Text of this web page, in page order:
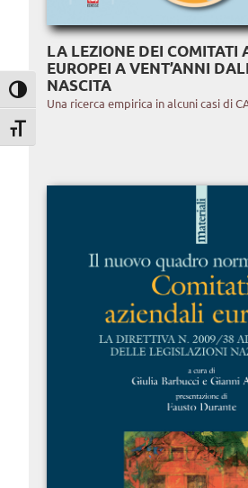
Attiva/disattiva alto contrasto
Attiva/disattiva dimensione testo
LA LEZIONE DEI COMITATI
EUROPEI A VENT’ANNI
NASCITA
Una ricerca empirica in alcuni casi di